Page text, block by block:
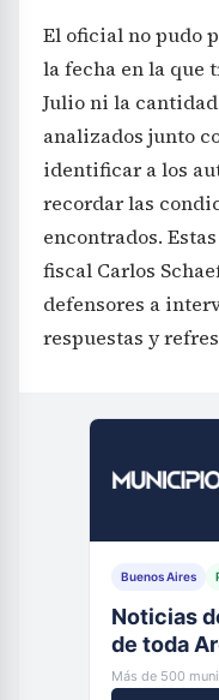
El oficial no pudo
la fecha en la que
Julio ni la
analizados junto
identificar a los
recordar las
encontrados.
fiscal Carlos
defensores a
respuestas y
Buenos Aires
Noticias
de toda
Más de 500